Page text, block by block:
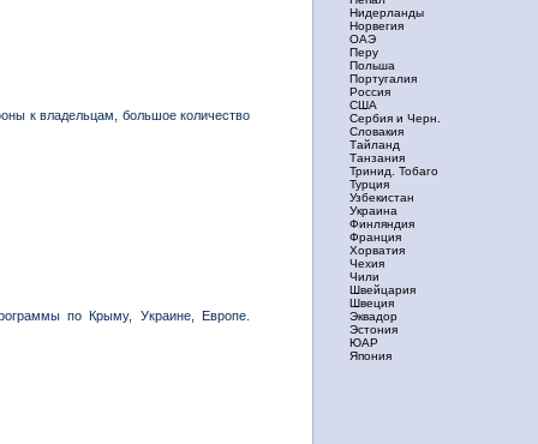
к владельцам, большое количество
по Крыму, Украине, Европе.
Нидерланды
Норвегия
ОАЭ
Перу
Польша
Португалия
Россия
США
Сербия и Черн.
Словакия
Тайланд
Танзания
Тринид. Тобаго
Турция
Узбекистан
Украина
Финляндия
Франция
Хорватия
Чехия
Чили
Швейцария
Швеция
Эквадор
Эстония
ЮАР
Япония